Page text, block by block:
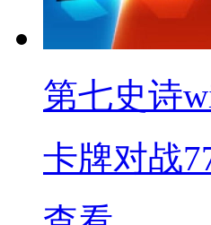
第七史诗
卡牌对战